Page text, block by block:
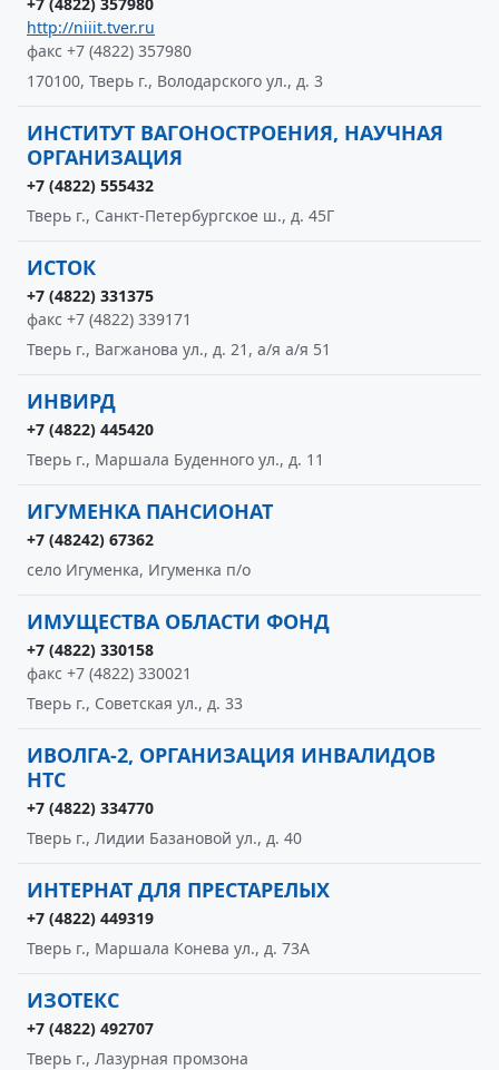
http://niiit.tver.ru
факс +7 (4822) 357980
170100, Тверь г., Володарского ул., д. 3
ИНСТИТУТ ВАГОНОСТРОЕНИЯ, НАУЧНАЯ
ОРГАНИЗАЦИЯ
+7 (4822) 555432
Тверь г., Санкт-Петербургское ш., д. 45Г
ИСТОК
+7 (4822) 331375
факс +7 (4822) 339171
Тверь г., Вагжанова ул., д. 21, а/я а/я 51
ИНВИРД
+7 (4822) 445420
Тверь г., Маршала Буденного ул., д. 11
ИГУМЕНКА ПАНСИОНАТ
+7 (48242) 67362
село Игуменка, Игуменка п/о
ИМУЩЕСТВА ОБЛАСТИ ФОНД
+7 (4822) 330158
факс +7 (4822) 330021
Тверь г., Советская ул., д. 33
ИВОЛГА-2, ОРГАНИЗАЦИЯ ИНВАЛИДОВ
НТС
+7 (4822) 334770
Тверь г., Лидии Базановой ул., д. 40
ИНТЕРНАТ ДЛЯ ПРЕСТАРЕЛЫХ
+7 (4822) 449319
Тверь г., Маршала Конева ул., д. 73А
ИЗОТЕКС
+7 (4822) 492707
Тверь г., Лазурная промзона